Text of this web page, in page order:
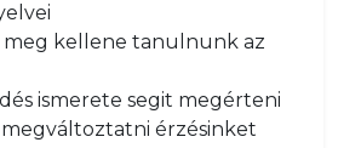
meg kellene tanulnunk az
ismerete segit megérteni
érzésinket